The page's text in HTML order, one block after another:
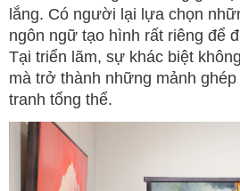
lắng. Có người lại lựa chọn
ngôn ngữ tạo hình rất riêng để
Tại triển lãm, sự khác biệt
mà trở thành những mảnh
tranh tổng thể.